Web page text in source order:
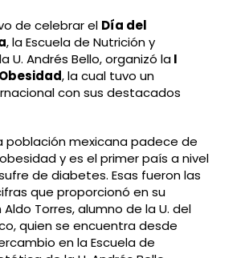
de celebrar el Día del
, la Escuela de Nutrición y
U. Andrés Bello, organizó laI
, la cual tuvo un
con sus destacados
población mexicana padece de
y es el primer país a nivel
de diabetes. Esas fueron las
que proporcionó en su
Torres, alumno de la U. del
quien se encuentra desde
en la Escuela de